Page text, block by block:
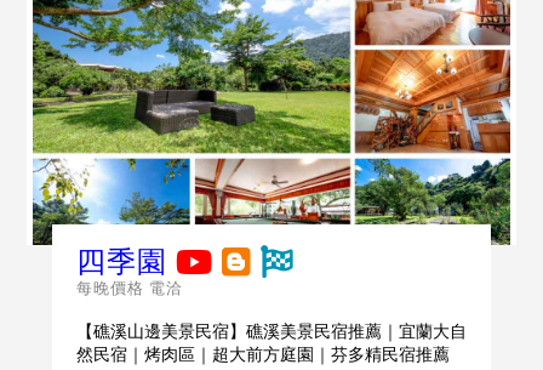
四季園
每晚價格 電洽
【礁溪山邊美景民宿】礁溪美景民宿推薦｜宜蘭大自
然民宿｜烤肉區｜超大前方庭園｜芬多精民宿推薦